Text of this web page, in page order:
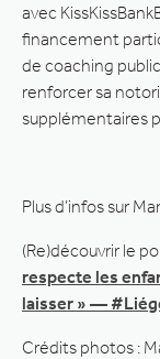
avec
financement
de coaching
renforcer sa
supplémentaires
Plus d’infos sur
(Re)découvrir le
respecte les
laisser » —
Crédits photos :